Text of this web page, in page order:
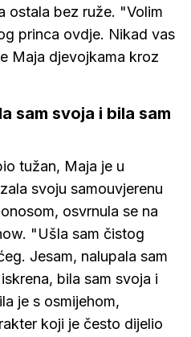
ostala bez ruže. "Volim
princa ovdje. Nikad vas
Maja djevojkama kroz
sam svoja i bila sam
tužan, Maja je u
svoju samouvjerenu
osvrnula se na
"Ušla sam čistog
Jesam, nalupala sam
bila sam svoja i
je s osmijehom,
koji je često dijelio